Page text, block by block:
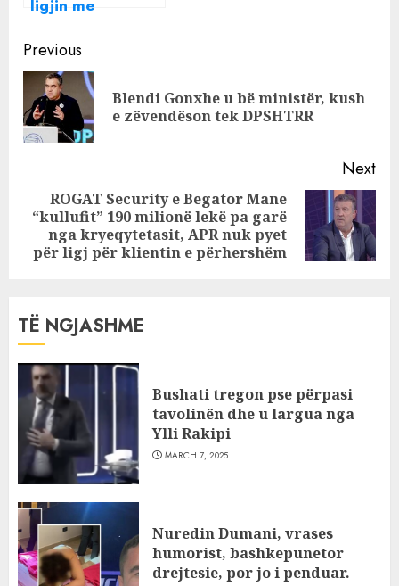
ligjin me
ka deklaruar
pagesat e
hoteleve nga
Klodian Zoto
Continue
Reading
Previous
Blendi Gonxhe u bë ministër, kush
e zëvendëson tek DPSHTRR
Next
Next
post:
ROGAT Security e Begator Mane
“kullufit” 190 milionë lekë pa garë
nga kryeqytetasit, APR nuk pyet
për ligj për klientin e përhershëm
TË NGJASHME
Bushati tregon pse përpasi
tavolinën dhe u largua nga
Ylli Rakipi
MARCH 7, 2025
Nuredin Dumani, vrases
humorist, bashkepunetor
drejtesie, por jo i penduar.